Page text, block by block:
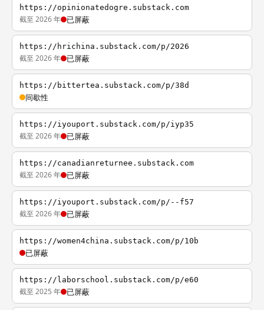
https://opinionatedogre.substack.com
截至 2026 年 已屏蔽
https://hrichina.substack.com/p/2026
截至 2026 年 已屏蔽
https://bittertea.substack.com/p/38d
间歇性
https://iyouport.substack.com/p/iyp35
截至 2026 年 已屏蔽
https://canadianreturnee.substack.com
截至 2026 年 已屏蔽
https://iyouport.substack.com/p/--f57
截至 2026 年 已屏蔽
https://women4china.substack.com/p/10b
已屏蔽
https://laborschool.substack.com/p/e60
截至 2025 年 已屏蔽